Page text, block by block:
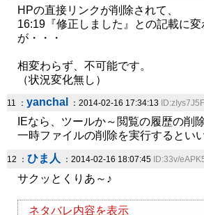
HPの直接リンクが削除されて、
16:19『修正しました』との記載に
が・・・
相変わらず、不可能です。
（状況変化無し）
11 ： yanchal ：2014-02-16 17:34:13
IEなら、ツールか～閲覧の履歴の削
一時ファイルの削除を実行するとい
12 ： ひま人 ：2014-02-16 18:07:45 ID:33v/
サクッとくりあ～♪
ネタバレ内容を表示